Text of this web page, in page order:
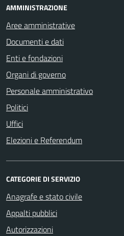
AMMINISTRAZIONE
Aree amministrative
Documenti e dati
Enti e fondazioni
Organi di governo
Personale amministrativo
Politici
Uffici
Elezioni e Referendum
CATEGORIE DI SERVIZIO
Anagrafe e stato civile
Appalti pubblici
Autorizzazioni